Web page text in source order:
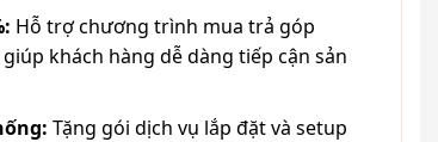
Hỗ trợ chương trình mua trả góp
khách hàng dễ dàng tiếp cận sản
Tặng gói dịch vụ lắp đặt và setup